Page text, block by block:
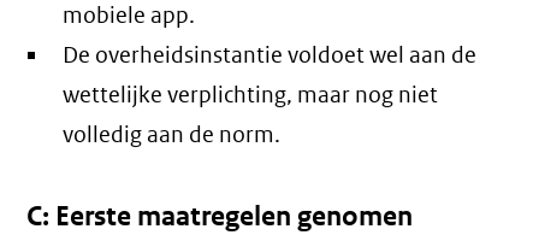
mobiele app.
De overheidsinstantie voldoet wel aan de
wettelijke verplichting, maar nog niet
volledig aan de norm.
C: Eerste maatregelen genomen